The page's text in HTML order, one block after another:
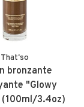
That'so
bronzante
"Glowy
(100ml/3.4oz)